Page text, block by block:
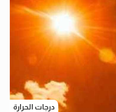
درجات الحرارة